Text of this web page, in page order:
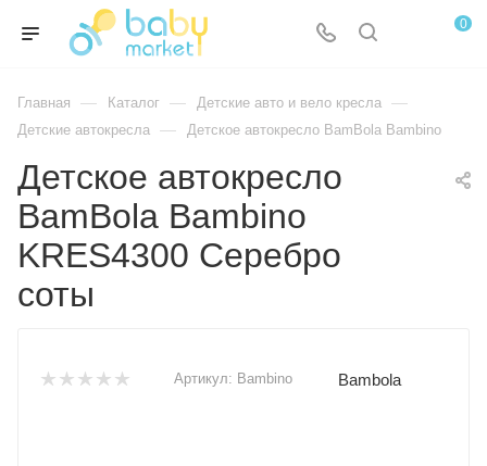
0
Главная — Каталог — Детские авто и вело кресла —
Детские автокресла — Детское автокресло BamBola Bambino
Детское автокресло
BamBola Bambino
KRES4300 Серебро
соты
Артикул: Bambino Bambola